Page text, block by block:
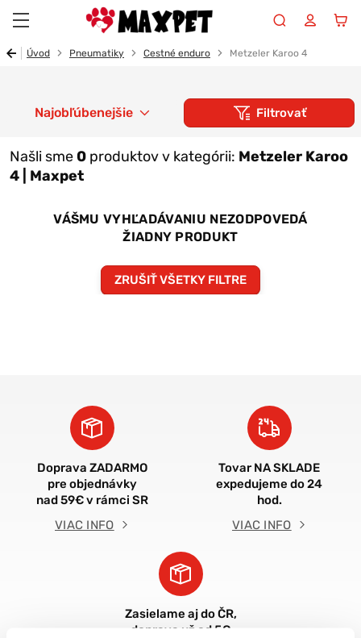
Úvod Pneumatiky Cestné enduro Metzeler Karoo 4
Filtrovať
Našli sme 0 produktov v kategórii: Metzeler Karoo
4 | Maxpet
Najobľúbenejšie
VÁŠMU VYHĽADÁVANIU NEZODPOVEDÁ
ŽIADNY PRODUKT
ZRUŠIŤ VŠETKY FILTRE
Doprava ZADARMO
pre objednávky
nad 59€ v rámci SR
VIAC INFO
Tovar NA SKLADE
expedujeme do 24
hod.
VIAC INFO
Zasielame aj do ČR,
doprava už od 5€